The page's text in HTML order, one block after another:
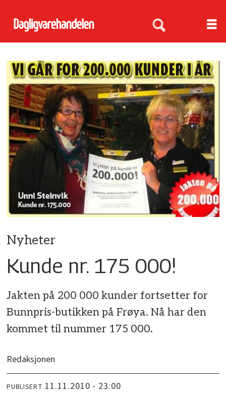
Nyheter
Kunde nr. 175 000!
Jakten på 200 000 kunder fortsetter for
Bunnpris-butikken på Frøya. Nå har den
kommet til nummer 175 000.
Redaksjonen
PUBLISERT 11.11.2010 - 23:00